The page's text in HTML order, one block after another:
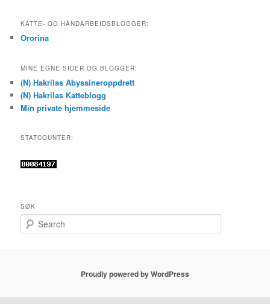
KATTE- OG HÅNDARBEIDSBLOGGER:
Ororina
MINE EGNE SIDER OG BLOGGER:
(N) Hakrilas Abyssineroppdrett
(N) Hakrilas Katteblogg
Min private hjemmeside
STATCOUNTER:
SØK
e
Proudly powered by WordPress